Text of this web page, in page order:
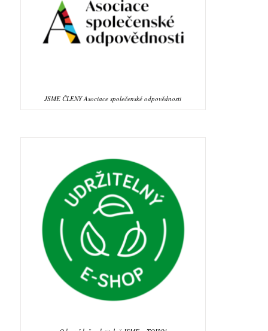
JSME ČLENY Asociace společenské odpovědnosti